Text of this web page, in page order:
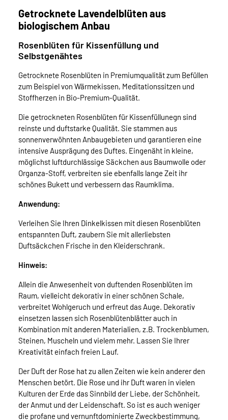
Getrocknete Lavendelblüten aus
biologischem Anbau
Rosenblüten für Kissenfüllung und
Selbstgenähtes
Getrocknete Rosenblüten in Premiumqualität zum Befüllen
zum Beispiel von Wärmekissen, Meditationssitzen und
Stoffherzen in Bio-Premium-Qualität.
Die getrockneten Rosenblüten für Kissenfüllunegn sind
reinste und duftstarke Qualität. Sie stammen aus
sonnenverwöhnten Anbaugebieten und garantieren eine
intensive Ausprägung des Duftes. Eingenäht in kleine,
möglichst luftdurchlässige Säckchen aus Baumwolle oder
Organza-Stoff, verbreiten sie ebenfalls lange Zeit ihr
schönes Bukett und verbessern das Raumklima.
Anwendung:
Verleihen Sie Ihren Dinkelkissen mit diesen Rosenblüten
entspannten Duft, zaubern Sie mit allerliebsten
Duftsäckchen Frische in den Kleiderschrank.
Hinweis:
Allein die Anwesenheit von duftenden Rosenblüten im
Raum, vielleicht dekorativ in einer schönen Schale,
verbreitet Wohlgeruch und erfreut das Auge. Dekorativ
einsetzen lassen sich Rosenblütenblätter auch in
Kombination mit anderen Materialien, z.B. Trockenblumen,
Steinen, Muscheln und vielem mehr. Lassen Sie Ihrer
Kreativität einfach freien Lauf.
Der Duft der Rose hat zu allen Zeiten wie kein anderer den
Menschen betört. Die Rose und ihr Duft waren in vielen
Kulturen der Erde das Sinnbild der Liebe, der Schönheit,
der Anmut und der Leidenschaft. So ist es auch weniger
die profane und vernunftdominierte Zweckbestimmung,